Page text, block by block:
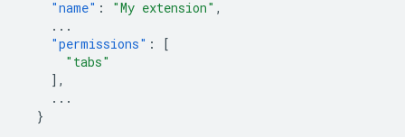
"name" : "My extension" ,
...
"permissions" :
[
"tabs"
],
...
}